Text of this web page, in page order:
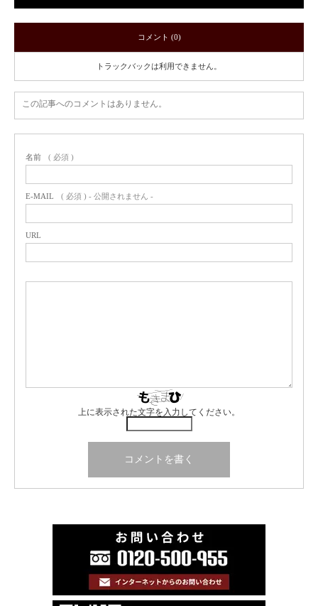
コメント (0)
トラックバックは利用できません。
この記事へのコメントはありません。
名前 ( 必須 )
E-MAIL ( 必須 ) - 公開されません -
URL
上に表示された文字を入力してください。